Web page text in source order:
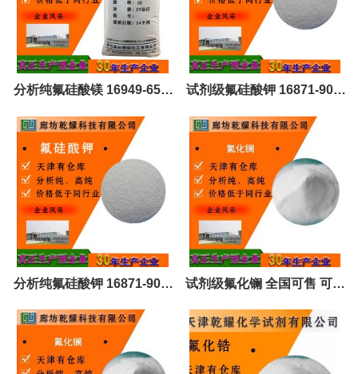
分析纯氟硅酸镁 16949-65-8
结晶 可定制 全国可售
试剂级氟硅酸钾 16871-90-2
白色结晶性粉末 全国可售
分析纯氟硅酸钾 16871-90-2
白色结晶性粉末 全国可售
试剂级氟化镧 全国可售 可定
制 试剂大包装